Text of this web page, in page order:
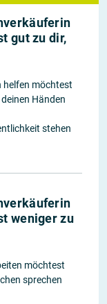
gut zu dir,
helfen möchtest
Händen
stehen
weniger zu
möchtest
sprechen